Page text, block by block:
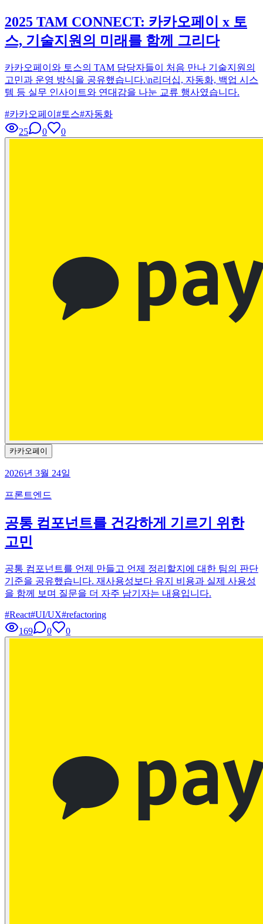
2025 TAM CONNECT: 카카오페이 x 토
스, 기술지원의 미래를 함께 그리다
카카오페이와 토스의 TAM 담당자들이 처음 만나 기술지원의
고민과 운영 방식을 공유했습니다.\n리더십, 자동화, 백업 시스
템 등 실무 인사이트와 연대감을 나눈 교류 행사였습니다.
#카카오페이 #토스#자동화
25
0 0
카카오페이
2026년 3월 24일
프론트엔드
공통 컴포넌트를 건강하게 기르기 위한
고민
공통 컴포넌트를 언제 만들고 언제 정리할지에 대한 팀의 판단
기준을 공유했습니다. 재사용성보다 유지 비용과 실제 사용성
을 함께 보며 질문을 더 자주 남기자는 내용입니다.
#React#UI/UX#refactoring
169
0 0